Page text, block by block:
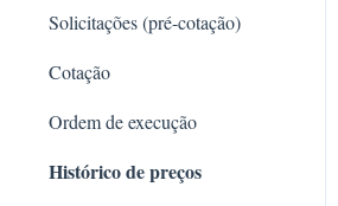
Gerenciamento de contratos
Tarefas
Open Finance - Conciliação
Solicitações (pré-cotação)
Cotação
Ordem de execução
Histórico de preços